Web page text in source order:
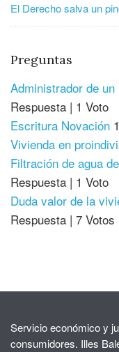
El Derecho salva un
Preguntas
Administrador de
Respuesta | 1 Voto
Escritura Novación
Vivienda en
Filtración de agua
Respuesta | 1 Voto
Duda valor de la
Respuesta | 7 Votos
Servicio económico y
consumidores. Illes